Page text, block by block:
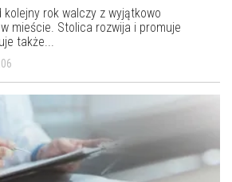
rok walczy z wyjątkowo
mieście. Stolica rozwija i promuje
także...